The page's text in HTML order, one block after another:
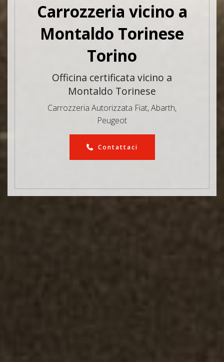
Carrozzeria vicino a
Montaldo Torinese
Torino
Officina certificata vicino a
Montaldo Torinese
Carrozzeria Autorizzata Fiat, Abarth,
Peugeot
Contattaci